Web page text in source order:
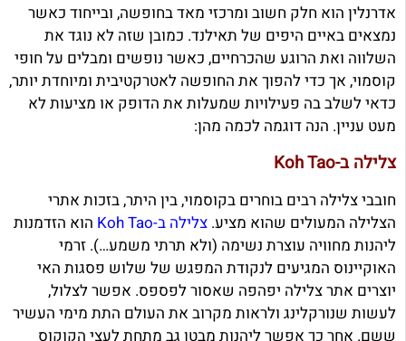
אדרנלין הוא חלק חשוב ומרכזי מאד בחופשה, ובייחוד כאשר
נמצאים באיים היפים של תאילנד. כמובן שזה לא נוגד את
השלווה ואת הרוגע שהכרחיים, כאשר נופשים ומבלים על חופי
קוסמוי, אך כדי להפוך את החופשה לאטרקטיבית ומיוחדת יותר,
כדאי לשלב בה פעילויות שמעלות את הדופק או מציעות לא
מעט עניין. הנה דוגמה לכמה מהן:
צלילה ב-Koh Tao
חובבי צלילה רבים בוחרים בקוסמוי, בין היתר, בזכות אתרי
הצלילה המעולים שהוא מציע. צלילה ב-Koh Tao
הוא הזדמנות
ליהנות מחוויה עוצרת נשימה (ולא תרתי משמע…). זרמי
האוקיינוס המגיעים לנקודת המפגש של שלוש פסגות האי
יוצרים אתר צלילה יפהפה שאסור לפספס. אפשר לצלול,
לעשות שנורקלינג ולראות מקרוב את העולם התת מימי העשיר
ששם. אחר כך אפשר ליהנות מבטן גב מתחת לעצי הקוקוס